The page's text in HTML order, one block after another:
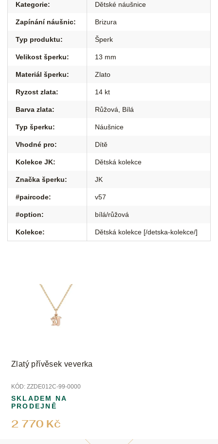
Kategorie: Dětské náušnice
Zapínání náušnic: Brizura
Typ produktu: Šperk
Velikost šperku: 13 mm
Materiál šperku: Zlato
Ryzost zlata: 14 kt
Barva zlata: Růžová Bílá
Typ šperku: Náušnice
Vhodné pro: Dítě
Kolekce JK: Dětská kolekce
Značka šperku: JK
#paircode: v57
#option: bílá/růžová
Kolekce: Dětská kolekce [/detska-kolekce/]
Zlatý přívěsek veverka
KÓD: ZZDE012C-99-0000
2 770 Kč
SKLADEM NA
PRODEJNĚ